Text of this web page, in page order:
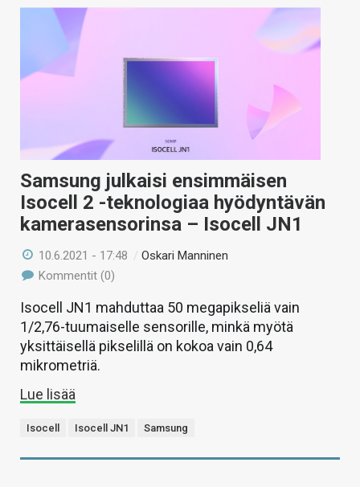
HINTA.FI
HAKU
Samsung julkaisi ensimmäisen
Isocell 2 -teknologiaa hyödyntävän
kamerasensorinsa – Isocell JN1
10.6.2021 - 17:48 /Oskari Manninen
Kommentit (0)
Isocell JN1 mahduttaa 50 megapikseliä vain
1/2,76-tuumaiselle sensorille, minkä myötä
yksittäisellä pikselillä on kokoa vain 0,64
mikrometriä.
Lue lisää
Isocell Isocell JN1 Samsung